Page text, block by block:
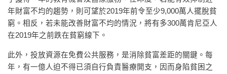
年財富不均的趨勢，則可望於2019年前令至少9,000萬人擺脫貧
窮。相反，若未能改善財富不均的情況，將有多300萬肯尼亞人
在2019年之前跌在貧窮線下。
此外，投放資源在免費公共服務，是消除貧富差距的關鍵。每
年，有一億人迫不得已須自行負責醫療開支，因而身陷貧困之